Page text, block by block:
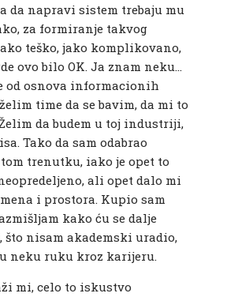
da napravi sistem trebaju mu
za formiranje takvog
teško, jako komplikovano,
ovo bilo OK. Ja znam neku…
od osnova informacionih
time da se bavim, da mi to
da budem u toj industriji,
Tako da sam odabrao
trenutku, iako je opet to
ali opet dalo mi
i prostora. Kupio sam
kako ću se dalje
što nisam akademski uradio,
neku ruku kroz karijeru.
mi, celo to iskustvo